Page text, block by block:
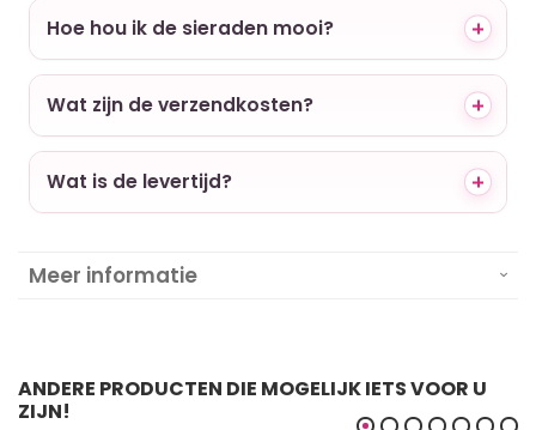
Hoe hou ik de sieraden mooi?
Wat zijn de verzendkosten?
Wat is de levertijd?
Meer informatie
ANDERE PRODUCTEN DIE MOGELIJK IETS VOOR U
ZIJN!